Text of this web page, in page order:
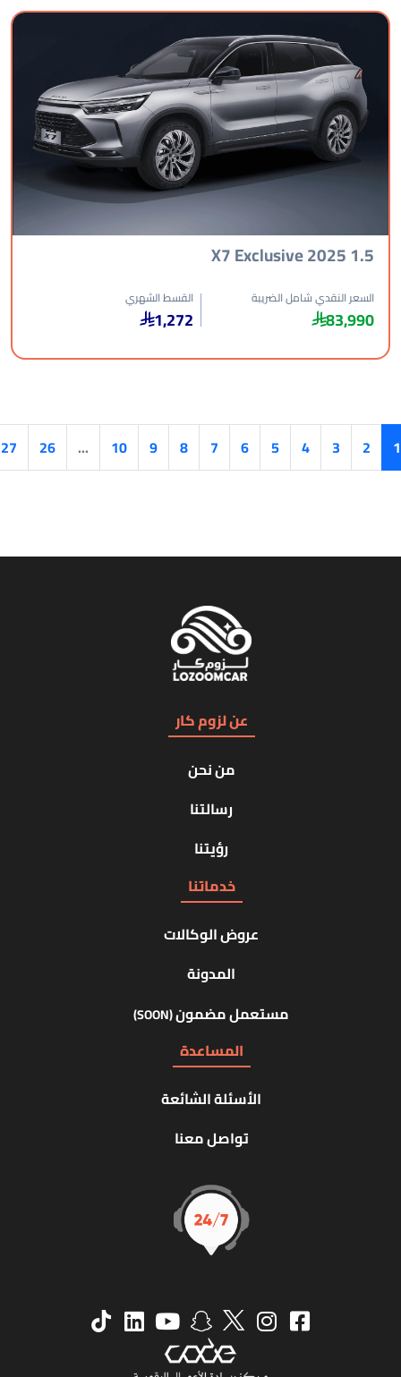
النقدي شامل الضريبة القسط الشهري
1,272
3
4
5
6
7
8
9
10
...
26
27
›
عن لزوم كار
من نحن
رسالتنا
خدماتنا
عروض الوكالات
المدونة
مستعمل مضمون(SOON)
المساعدة
الأسئلة الشائعة
تواصل معنا